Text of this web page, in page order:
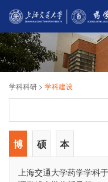
学科科研 > 学科建设
博
士
硕
士
本
科
上海交通大学药学学科